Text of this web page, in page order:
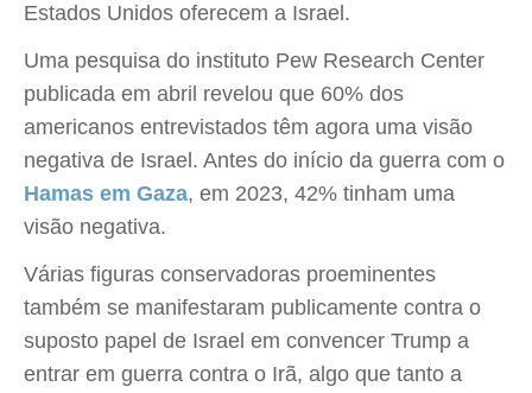
Estados Unidos oferecem a Israel.
Uma pesquisa do instituto Pew Research Center
publicada em abril revelou que 60% dos
americanos entrevistados têm agora uma visão
negativa de Israel. Antes do início da guerra com o
Hamas em Gaza, em 2023, 42% tinham uma
visão negativa.
Várias figuras conservadoras proeminentes
também se manifestaram publicamente contra o
suposto papel de Israel em convencer Trump a
entrar em guerra contra o Irã, algo que tanto a